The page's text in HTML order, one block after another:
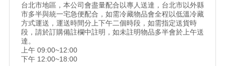
台北市地區，本公司會盡量配合以專人送達，台北市以外縣
市多半與統一宅急便配合，如需冷藏物品會全程以低溫冷藏
方式運送，運送時間分上下午二個時段，如需指定送貨時
段，請於訂購備註欄中註明，如未註明物品多半會於上午送
達。
上午 09:00~12:00
下午 12:00~18:00